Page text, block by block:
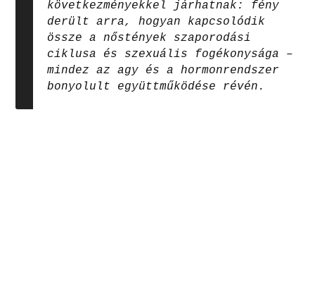
következményekkel járhatnak: fény
derült arra, hogyan kapcsolódik
össze a nőstények szaporodási
ciklusa és szexuális fogékonysága –
mindez az agy és a hormonrendszer
bonyolult együttműködése révén.